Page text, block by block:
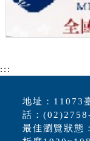
:::
地址：11073
話：
最佳瀏覽狀態